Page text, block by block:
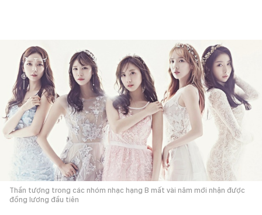
Thần tượng trong các nhóm nhạc hạng B mất vài năm mới nhận được
đồng lương đầu tiên